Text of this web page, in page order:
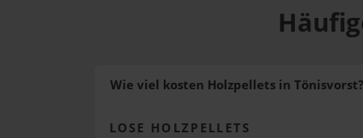
Wie viel kosten Holzpellets in Tönisvorst?
LOSE HOLZPELLETS